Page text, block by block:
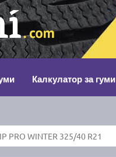
Калкулатор за гуми
PRO WINTER 325/40 R21